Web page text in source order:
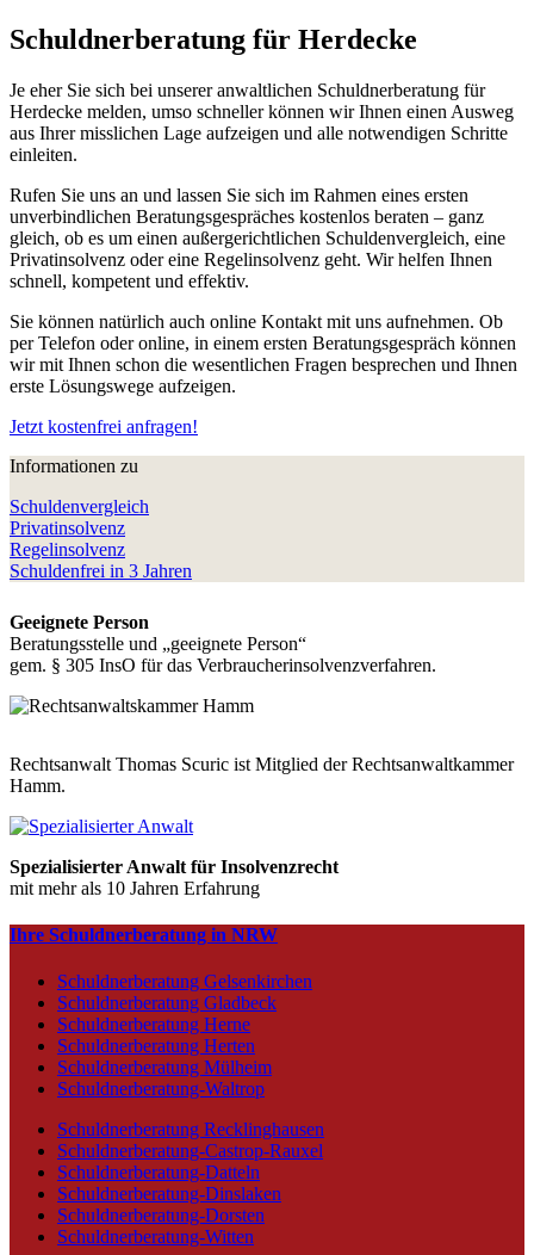
Schuldnerberatung für Herdecke
Je eher Sie sich bei unserer anwaltlichen Schuldnerberatung für
Herdecke melden, umso schneller können wir Ihnen einen Ausweg
aus Ihrer misslichen Lage aufzeigen und alle notwendigen Schritte
einleiten.
Rufen Sie uns an und lassen Sie sich im Rahmen eines ersten
unverbindlichen Beratungsgespräches kostenlos beraten – ganz
gleich, ob es um einen außergerichtlichen Schuldenvergleich, eine
Privatinsolvenz oder eine Regelinsolvenz geht. Wir helfen Ihnen
schnell, kompetent und effektiv.
Sie können natürlich auch online Kontakt mit uns aufnehmen. Ob
per Telefon oder online, in einem ersten Beratungsgespräch können
wir mit Ihnen schon die wesentlichen Fragen besprechen und Ihnen
erste Lösungswege aufzeigen.
Jetzt kostenfrei anfragen!
Informationen zu
Schuldenvergleich
Privatinsolvenz
Regelinsolvenz
Schuldenfrei in 3 Jahren
Geeignete Person
Beratungsstelle und „geeignete Person“
gem. § 305 InsO für das Verbraucherinsolvenzverfahren.
Rechtsanwalt Thomas Scuric ist Mitglied der Rechtsanwaltkammer
Hamm.
Spezialisierter Anwalt für Insolvenzrecht
mit mehr als 10 Jahren Erfahrung
Ihre Schuldnerberatung in NRW
Schuldnerberatung Gelsenkirchen
Schuldnerberatung Gladbeck
Schuldnerberatung Herne
Schuldnerberatung Herten
Schuldnerberatung Mülheim
Schuldnerberatung-Waltrop
Schuldnerberatung Recklinghausen
Schuldnerberatung-Castrop-Rauxel
Schuldnerberatung-Datteln
Schuldnerberatung-Dinslaken
Schuldnerberatung-Dorsten
Schuldnerberatung-Witten